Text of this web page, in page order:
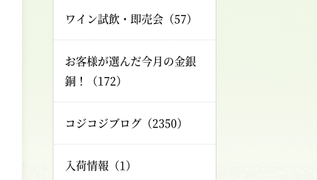
ワイン試飲・即売会（57）
お客様が選んだ今月の金銀
銅！（172）
コジコジブログ（2350）
入荷情報（1）